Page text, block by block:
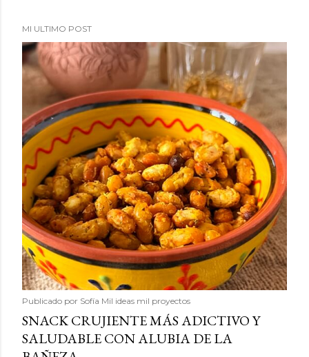
MI ULTIMO POST
Publicado por Sofía Mil ideas mil proyectos
SNACK CRUJIENTE MÁS ADICTIVO Y
SALUDABLE CON ALUBIA DE LA